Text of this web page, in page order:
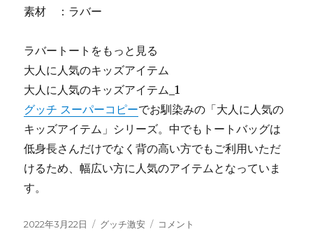
素材 ：ラバー
ラバートートをもっと見る
大人に人気のキッズアイテム
大人に人気のキッズアイテム_1
グッチ スーパーコピーでお馴染みの「大人に人気の
キッズアイテム」シリーズ。中でもトートバッグは
低身長さんだけでなく背の高い方でもご利用いただ
けるため、幅広い方に人気のアイテムとなっていま
す。
投
2022年3月22日
カ
グッチ激安
GUCCI(グ
コメント